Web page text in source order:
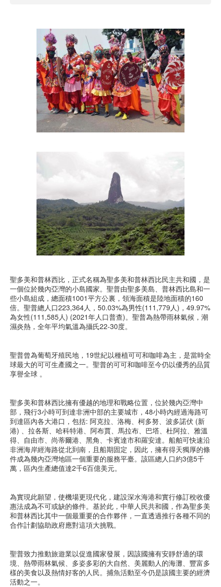
聖多美和普林西比，正式名稱為聖多美和普林西比民主共和國，是
一個位於幾內亞灣的小島國家。聖普由聖多美島、普林西比島和一
些小島組成，總面積1001平方公裏，領海面積是陸地面積的160
倍。聖普總人口223,364人，50.03%為男性(111,779人)，49.97%
為女性(111,585人) (2021年人口普查)。聖普為熱帶雨林氣候，潮
濕炎熱，全年平均氣溫為攝氏22-30度。
聖普曾為葡萄牙殖民地，19世紀以種植可可和咖啡為主，是當時全
球最大的可可生產國之一。聖普的可可和咖啡至今仍以優秀的品質
享譽全球 。
聖多美和普林西比擁有優越的地理和戰略位置，位於幾內亞灣中
部，飛行3小時可到達非洲中部的主要城市，48小時內經過海路可
到達區內各大港口，包括: 阿克拉、洛梅、柯多努、波多諾伏 (新
港) 、拉各斯、哈科特港、阿布賈、馬拉布、巴塔、杜阿拉、雅溫
得、自由市、尚蒂爾港、黑角、卡賓達市和羅安達。船舶可快速沿
非洲海岸經海路從北到南，且船期固定，因此，擁有得天獨厚的條
件成為幾內亞灣地區一個重要的服務平臺。該區總人口約3億5千
萬，區內生產總值達2千6百億美元。
為實現此願望，使機場更現代化，建設深水海港和實行修訂稅收優
惠法成為不可或缺的條件。基於此，中華人民共和國，作為聖多美
和普林西比其中一個最重要的合作夥伴，一直透過推行各種不同的
合作計劃協助政府應對這項大挑戰。
聖普致力推動旅遊業以促進國家發展，因該國擁有安靜舒適的環
境、熱帶雨林氣候、多姿多彩的大自然、美麗動人的海灘、豐富多
樣的美食以及熱情好客的人民。捕魚活動至今仍是該國主要的經濟
活動之一。